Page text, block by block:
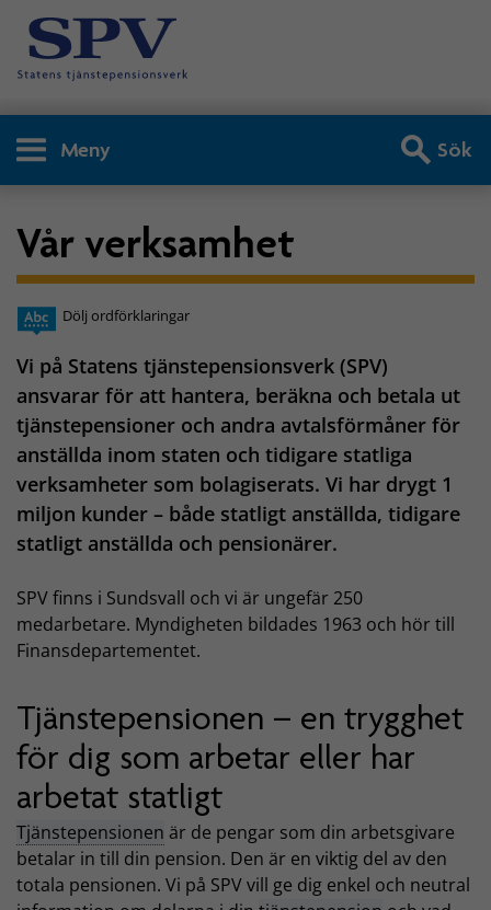
Meny Sök
Vår verksamhet
Dölj ordförklaringar
Vi på Statens tjänstepensionsverk (SPV)
ansvarar för att hantera, beräkna och betala ut
tjänstepensioner och andra avtalsförmåner för
anställda inom staten och tidigare statliga
verksamheter som bolagiserats. Vi har drygt 1
miljon kunder – både statligt anställda, tidigare
statligt anställda och pensionärer.
SPV finns i Sundsvall och vi är ungefär 250
medarbetare. Myndigheten bildades 1963 och hör till
Finansdepartementet.
Tjänstepensionen – en trygghet
för dig som arbetar eller har
arbetat statligt
Tjänstepensionen är de pengar som din arbetsgivare
betalar in till din pension. Den är en viktig del av den
totala pensionen. Vi på SPV vill ge dig enkel och neutral